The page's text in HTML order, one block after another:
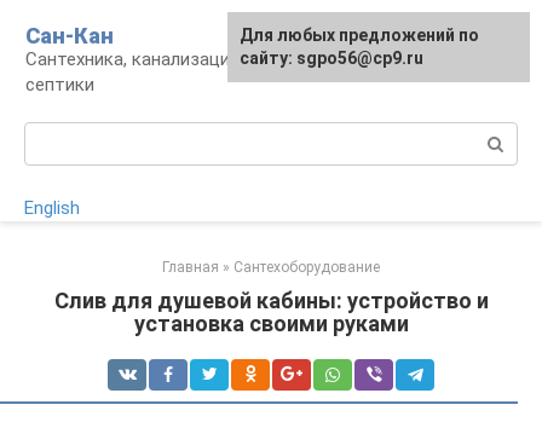
контенту
Сан-Кан
Сантехника, канализация, водопровод,
септики
English
Главная » Сантехоборудование
Слив для душевой кабины: устройство и
установка своими руками
Для любых предложений по
сайту: sgpo56@cp9.ru